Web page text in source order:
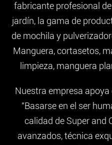
fabricante profesional
jardín, la gama de
de mochila y
Manguera, cortasetos,
limpieza, manguera
Nuestra empresa
"Basarse en el ser
calidad de Super and
avanzados, técnica